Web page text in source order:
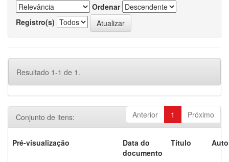
Ordenar
Registro(s)
Resultado 1-1 de 1.
Anterior 1 Próximo
Conjunto de itens:
Pré-visualização
Data do
documento
Título